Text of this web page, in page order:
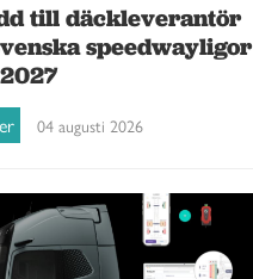
till däckleverantör
speedwayligor
04 augusti 2026